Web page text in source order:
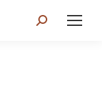
Search: